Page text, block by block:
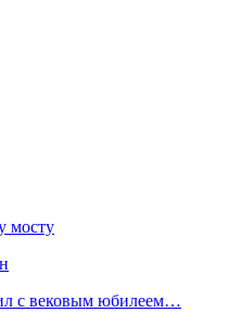
мосту
с вековым юбилеем…